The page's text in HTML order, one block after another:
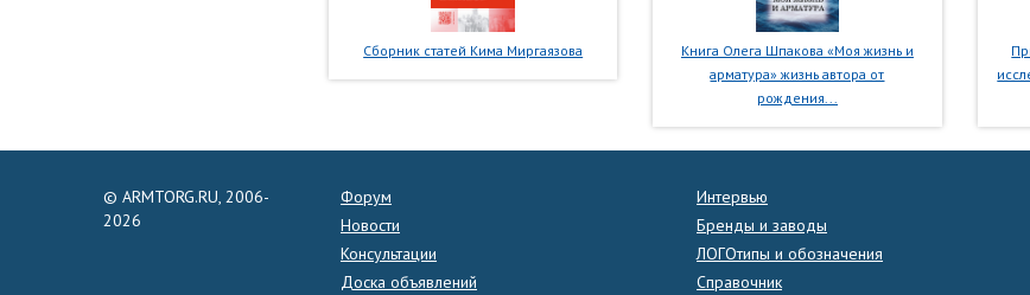
Сборник статей Кима Миргаязова
Книга Олега Шпакова «Моя жизнь и
арматура» жизнь автора от
рождения...
© ARMTORG.RU, 2006-
2026
Форум
Новости
Консультации
Доска объявлений
Интервью
Бренды и заводы
ЛОГОтипы и обозначения
Справочник